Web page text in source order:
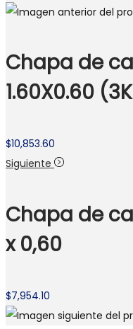
Chapa de
1.60X0.60
$10,853.60
Siguiente
Chapa de
x 0,60
$7,954.10